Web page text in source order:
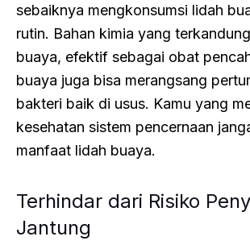
sebaiknya mengkonsumsi lidah
rutin. Bahan kimia yang
buaya, efektif sebagai obat
buaya juga bisa merangsang
bakteri baik di usus. Kamu yang
kesehatan sistem pencernaan
manfaat lidah buaya.
Terhindar dari Risiko
Jantung